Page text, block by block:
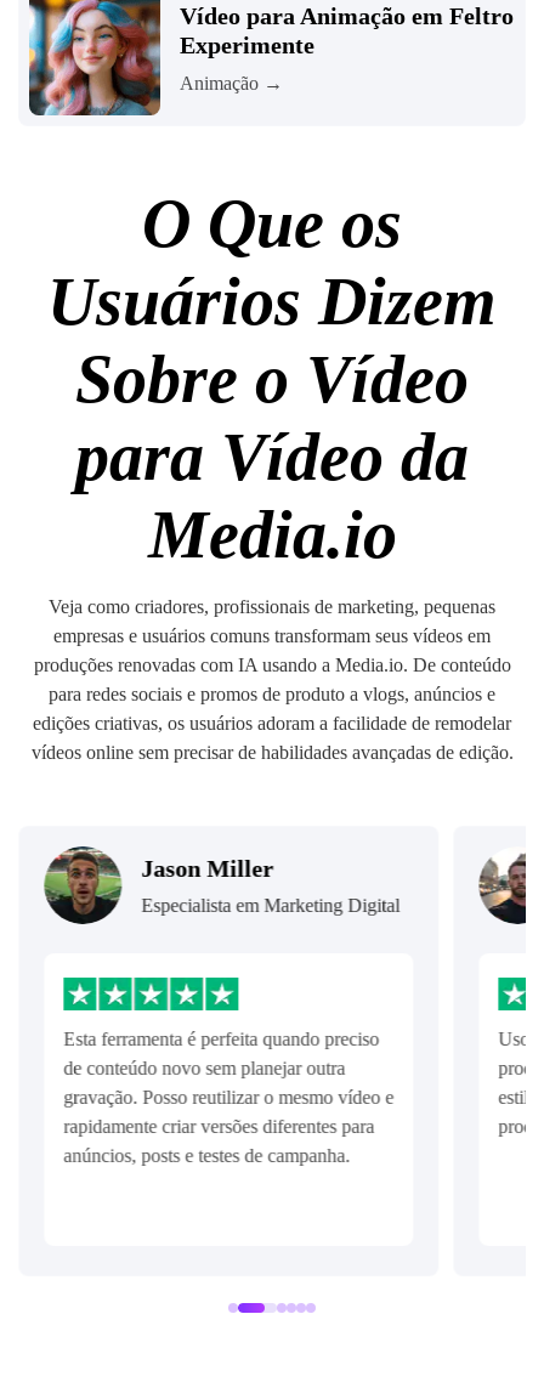
Vídeo para Animação em Feltro
Experimente
Animação →
O Que os
Usuários Dizem
Sobre o Vídeo
para Vídeo da
Media.io
Veja como criadores, profissionais de marketing, pequenas
empresas e usuários comuns transformam seus vídeos em
produções renovadas com IA usando a Media.io. De conteúdo
para redes sociais e promos de produto a vlogs, anúncios e
edições criativas, os usuários adoram a facilidade de remodelar
vídeos online sem precisar de habilidades avançadas de edição.
Sophia Lee
Proprietária de Pequeno Negócio
Uso a Media.io para deixar vídeos de
produtos mais chamativos. Ela dá um novo
estilo criativo aos meus clipes, mantendo o
produto claro e fácil de reconhecer.